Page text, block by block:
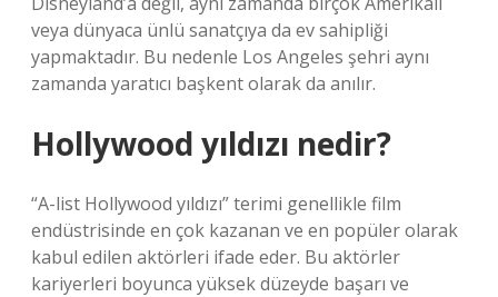
veya dünyaca ünlü sanatçıya da ev sahipliği
yapmaktadır. Bu nedenle Los Angeles şehri aynı
zamanda yaratıcı başkent olarak da anılır.
Hollywood yıldızı nedir?
“A-list Hollywood yıldızı” terimi genellikle film
endüstrisinde en çok kazanan ve en popüler olarak
kabul edilen aktörleri ifade eder. Bu aktörler
kariyerleri boyunca yüksek düzeyde başarı ve